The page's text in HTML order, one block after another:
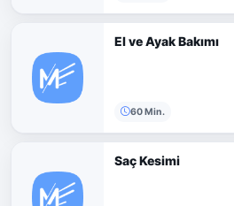
El ve Ayak Bakımı
60 Min.
Saç Kesimi